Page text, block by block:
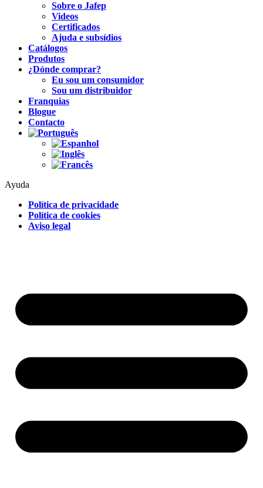
Sobre o Jafep
Videos
Certificados
Ajuda e subsídios
Catálogos
Produtos
¿Dónde comprar?
Eu sou um consumidor
Sou um distribuidor
Franquias
Blogue
Contacto
Ayuda
Política de privacidade
Política de cookies
Aviso legal